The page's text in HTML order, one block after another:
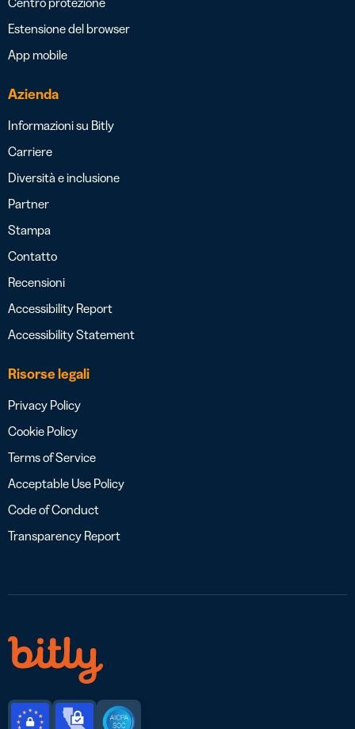
Estensione del browser
App mobile
Azienda
Informazioni su Bitly
Carriere
Diversità e inclusione
Partner
Stampa
Contatto
Recensioni
Accessibility Report
Accessibility Statement
Risorse legali
Privacy Policy
Cookie Policy
Terms of Service
Acceptable Use Policy
Code of Conduct
Transparency Report